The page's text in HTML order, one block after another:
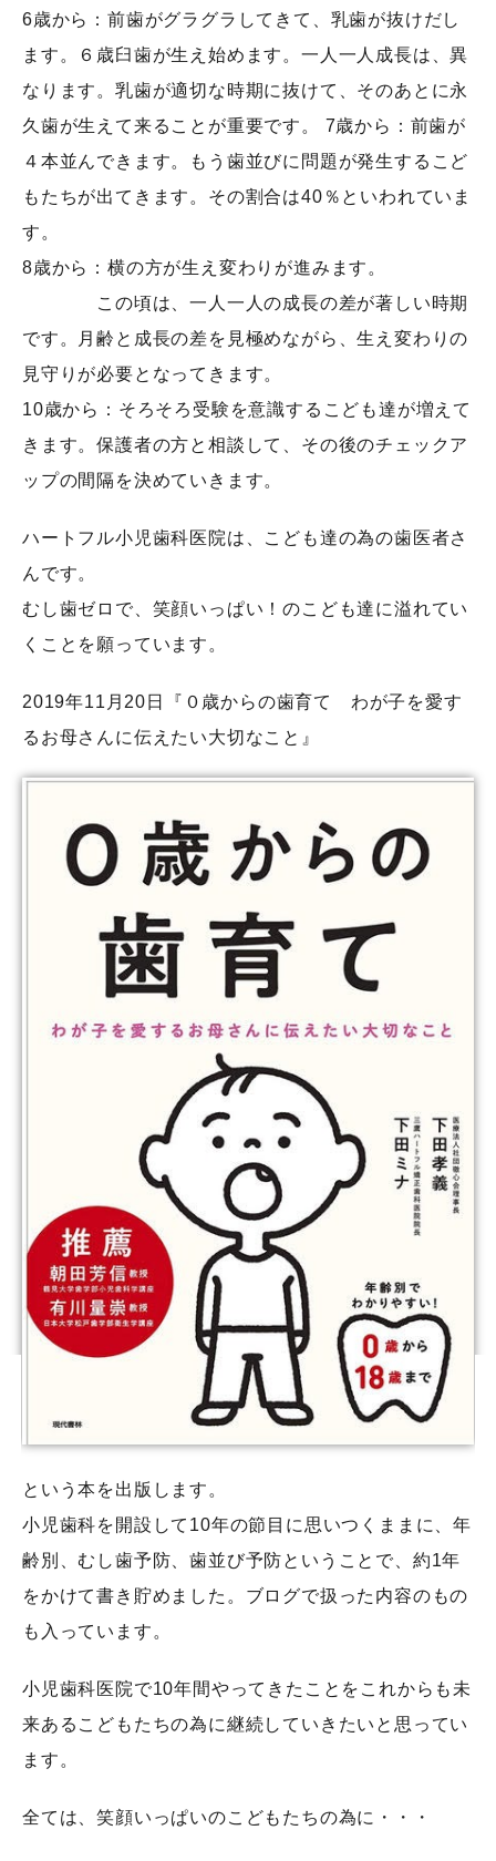
6歳から：前歯がグラグラしてきて、乳歯が抜けだし
ます。６歳臼歯が生え始めます。一人一人成長は、異
なります。乳歯が適切な時期に抜けて、そのあとに永
久歯が生えて来ることが重要です。 7歳から：前歯が
４本並んできます。もう歯並びに問題が発生するこど
もたちが出てきます。その割合は40％といわれていま
す。
8歳から：横の方が生え変わりが進みます。
この頃は、一人一人の成長の差が著しい時期
です。月齢と成長の差を見極めながら、生え変わりの
見守りが必要となってきます。
10歳から：そろそろ受験を意識するこども達が増えて
きます。保護者の方と相談して、その後のチェックア
ップの間隔を決めていきます。
ハートフル小児歯科医院は、こども達の為の歯医者さ
んです。
むし歯ゼロで、笑顔いっぱい！のこども達に溢れてい
くことを願っています。
2019年11月20日『０歳からの歯育て わが子を愛す
るお母さんに伝えたい大切なこと』
という本を出版します。
小児歯科を開設して10年の節目に思いつくままに、年
齢別、むし歯予防、歯並び予防ということで、約1年
をかけて書き貯めました。ブログで扱った内容のもの
も入っています。
小児歯科医院で10年間やってきたことをこれからも未
来あるこどもたちの為に継続していきたいと思ってい
ます。
全ては、笑顔いっぱいのこどもたちの為に・・・